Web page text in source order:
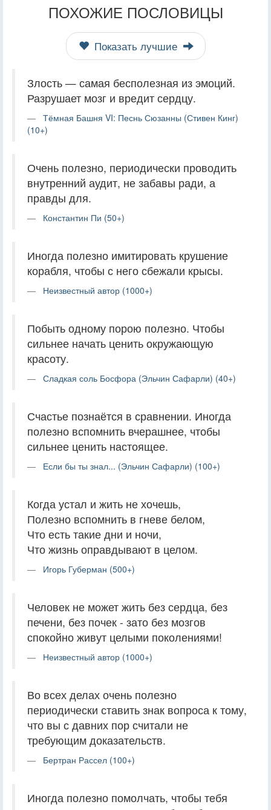
ПОХОЖИЕ ПОСЛОВИЦЫ
Показать лучшие
Злость — самая бесполезная из эмоций.
Разрушает мозг и вредит сердцу.
Тёмная Башня VI: Песнь Сюзанны (Стивен Кинг)
(10+)
Очень полезно, периодически проводить
внутренний аудит, не забавы ради, а
правды для.
Константин Пи (50+)
Иногда полезно имитировать крушение
корабля, чтобы с него сбежали крысы.
Неизвестный автор (1000+)
Побыть одному порою полезно. Чтобы
сильнее начать ценить окружающую
красоту.
Сладкая соль Босфора (Эльчин Сафарли) (40+)
Счастье познаётся в сравнении. Иногда
полезно вспомнить вчерашнее, чтобы
сильнее ценить настоящее.
Если бы ты знал... (Эльчин Сафарли) (100+)
Когда устал и жить не хочешь,
Полезно вспомнить в гневе белом,
Что есть такие дни и ночи,
Что жизнь оправдывают в целом.
Игорь Губерман (500+)
Человек не может жить без сердца, без
печени, без почек - зато без мозгов
спокойно живут целыми поколениями!
Неизвестный автор (1000+)
Во всех делах очень полезно
периодически ставить знак вопроса к тому,
что вы с давних пор считали не
требующим доказательств.
Бертран Рассел (100+)
Иногда полезно помолчать, чтобы тебя